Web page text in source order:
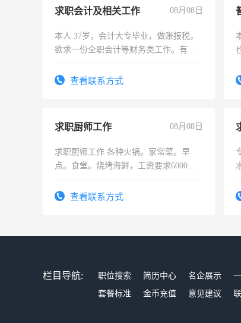
求职会计及相关工作 08月08日
本人 37岁，会计大专毕业，做账报税。
欲求一份全职会计等财务类工作。有会
查看联系方式
求职厨师工作 08月08日
求职厨师工作 各种火锅。家常菜。早
点。食堂。烧烤海鲜，工资要求6000以
查看联系方式
栏目导航: 职位搜索 简历中心 名企展示
套餐标准
金币充值 意见建议